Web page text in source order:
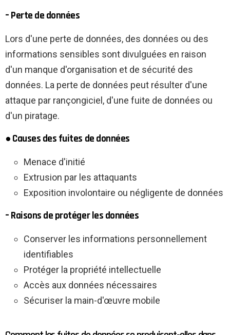
– Perte de données
Lors d'une perte de données, des données ou des
informations sensibles sont divulguées en raison
d'un manque d'organisation et de sécurité des
données. La perte de données peut résulter d'une
attaque par rançongiciel, d'une fuite de données ou
d'un piratage.
● Causes des fuites de données
Menace d'initié
Extrusion par les attaquants
Exposition involontaire ou négligente de données
– Raisons de protéger les données
Conserver les informations personnellement
identifiables
Protéger la propriété intellectuelle
Accès aux données nécessaires
Sécuriser la main-d'œuvre mobile